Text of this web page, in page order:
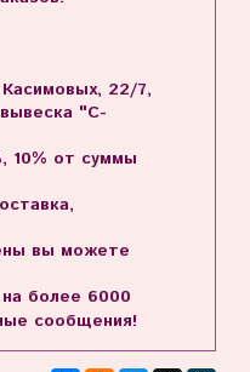
22/7,
"С-
10% от суммы
вы можете
более 6000
сообщения!